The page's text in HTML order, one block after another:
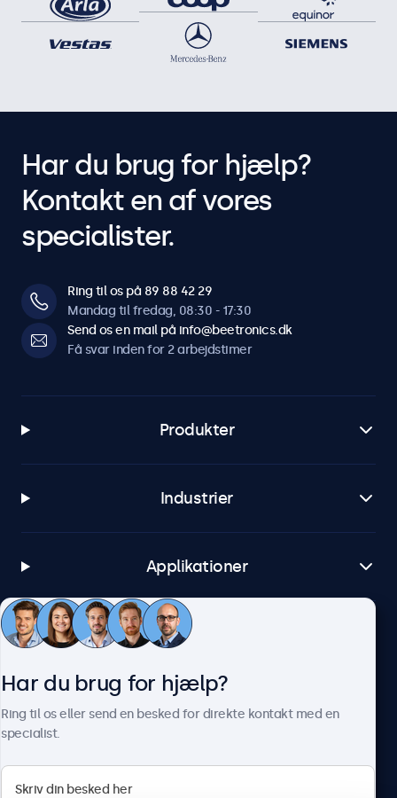
Har du brug for hjælp?
Kontakt en af vores
specialister.
Ring til os på 89 88 42 29
Mandag til fredag, 08:30 - 17:30
Send os en mail på info@beetronics.dk
Få svar inden for 2 arbejdstimer
Produkter
Industrier
Applikationer
Kundeservice
Har du brug for hjælp?
Ring til os eller send en besked for direkte kontakt med en
specialist.